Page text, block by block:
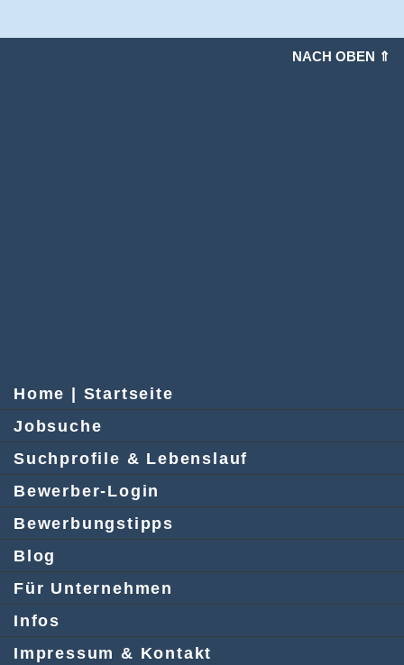
NACH OBEN ⇑
Home | Startseite
Jobsuche
Suchprofile & Lebenslauf
Bewerber-Login
Bewerbungstipps
Blog
Für Unternehmen
Infos
Impressum & Kontakt